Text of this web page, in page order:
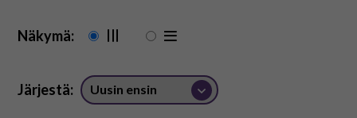
Näkymä:
Järjestä: